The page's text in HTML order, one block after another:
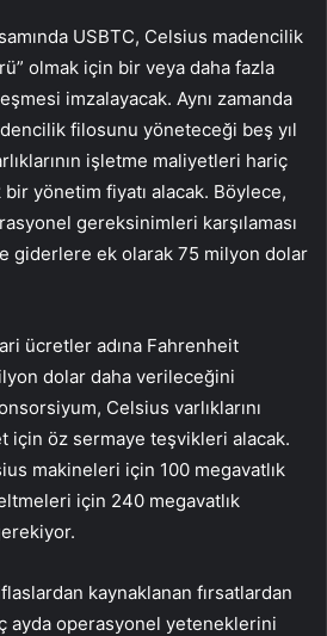
USBTC, Celsius madencilik
olmak için bir veya daha fazla
imzalayacak. Aynı zamanda
filosunu yöneteceği beş yıl
işletme maliyetleri hariç
bir yönetim fiyatı alacak. Böylece,
gereksinimleri karşılaması
giderlere ek olarak 75 milyon dolar
ücretler adına Fahrenheit
dolar daha verileceğini
Celsius varlıklarını
için öz sermaye teşvikleri alacak.
makineleri için 100 megavatlık
için 240 megavatlık
kaynaklanan fırsatlardan
ayda operasyonel yeteneklerini